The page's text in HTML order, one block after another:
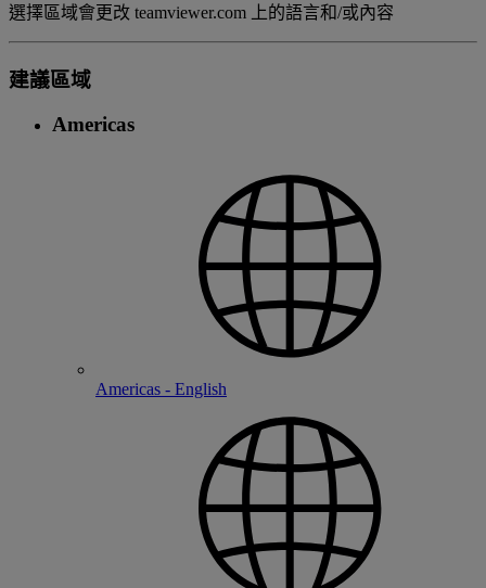
選擇區域會更改 teamviewer.com 上的語言和/或內容
建議區域
Americas
Americas - English